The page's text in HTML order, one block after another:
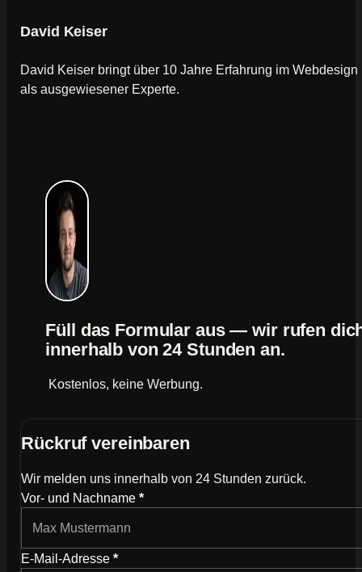
David Keiser
David Keiser bringt über 10 Jahre Erfahrung im
als ausgewiesener Experte.
Rückruf vereinbaren
Wir melden uns innerhalb von 24 Stunden zurück.
Wie können wir dich kontaktieren?
Vor- und Nachname *
E-Mail-Adresse *
Füll das Formular aus — wir rufen
innerhalb von 24 Stunden an.
Kostenlos, keine Werbung.